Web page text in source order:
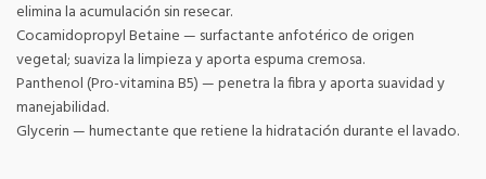
elimina la acumulación sin resecar.
Cocamidopropyl Betaine — surfactante anfotérico de origen
vegetal; suaviza la limpieza y aporta espuma cremosa.
Panthenol (Pro-vitamina B5) — penetra la fibra y aporta suavidad y
manejabilidad.
Glycerin — humectante que retiene la hidratación durante el lavado.